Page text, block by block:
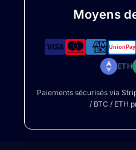
Moyens
ETH
Paiements sécurisés via
/ BTC / ETH